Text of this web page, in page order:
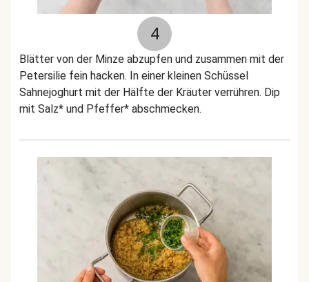
4
Blätter von der Minze abzupfen und zusammen mit der
Petersilie fein hacken. In einer kleinen Schüssel
Sahnejoghurt mit der Hälfte der Kräuter verrühren. Dip
mit Salz* und Pfeffer* abschmecken.